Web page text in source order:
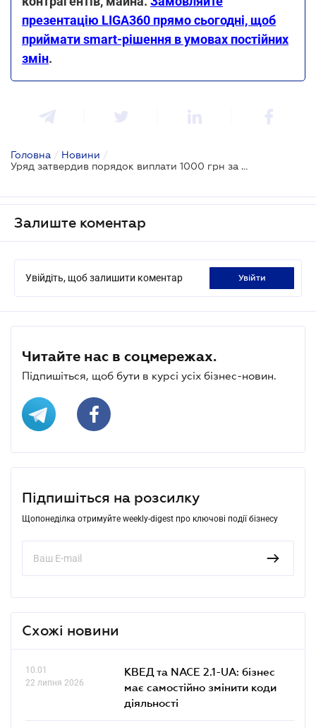
презентацію LIGA360 прямо сьогодні, щоб
приймати smart-рішення в умовах постійних
змін.
Головна / Новини /
Уряд затвердив порядок виплати 1000 грн за вакцинацію: який бізнес бере участь в програмі
Залиште коментар
Увійдіть, щоб залишити коментар увійти
Читайте нас в соцмережах.
Підпишіться, щоб бути в курсі усіх бізнес-новин.
Підпишіться на розсилку
Щопонеділка отримуйте weekly-digest про ключові події бізнесу
Схожі новини
10.01
22 липня 2026
КВЕД та NACE 2.1-UA: бізнес
має самостійно змінити коди
діяльності